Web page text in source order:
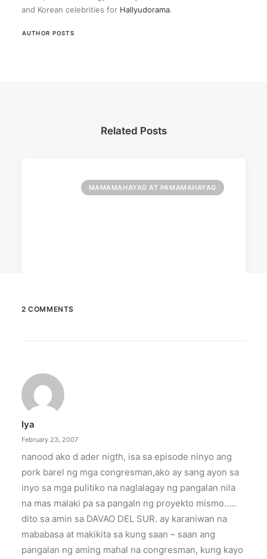
and Korean celebrities for Hallyudorama.
AUTHOR POSTS
Related Posts
MAMAMAHAYAG AT PAMAMAHAYAG
SOPA report
Future of Asia-Pacific's…
2 COMMENTS
Iya
February 23, 2007
nanood ako d ader nigth, isa sa episode ninyo ang
pork barel ng mga congresman,ako ay sang ayon sa
inyo sa mga pulitiko na naglalagay ng pangalan nila
na mas malaki pa sa pangaln ng proyekto mismo…..
dito sa amin sa DAVAO DEL SUR. ay karaniwan na
mababasa at makikita sa kung saan – saan ang
pangalan ng aming mahal na congresman, kung kayo